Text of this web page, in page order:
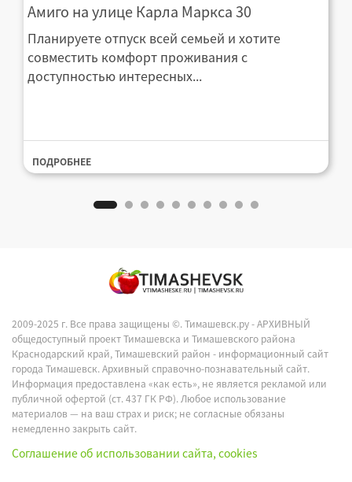
Амиго на улице Карла Маркса 30
Планируете отпуск всей семьей и хотите
совместить комфорт проживания с
доступностью интересных...
ПОДРОБНЕЕ
2009-2025 г. Все права защищены ©.Тимашевск.ру - АРХИВНЫЙ
общедоступный проект Тимашевска и Тимашевского района
Краснодарский край, Тимашевский район - информационный сайт
города Тимашевск. Архивный справочно-познавательный сайт.
Информация предоставлена «как есть», не является рекламой или
публичной офертой (ст. 437 ГК РФ). Любое использование
материалов — на ваш страх и риск; не согласные обязаны
немедленно закрыть сайт.
Соглашение об использовании сайта, cookies